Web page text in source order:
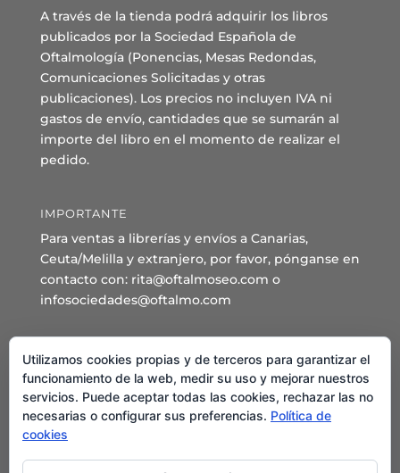
A través de la tienda podrá adquirir los libros
publicados por la Sociedad Española de
Oftalmología (Ponencias, Mesas Redondas,
Comunicaciones Solicitadas y otras
publicaciones). Los precios no incluyen IVA ni
gastos de envío, cantidades que se sumarán al
importe del libro en el momento de realizar el
pedido.
IMPORTANTE
Para ventas a librerías y envíos a Canarias,
Ceuta/Melilla y extranjero, por favor, pónganse en
contacto con: rita@oftalmoseo.com o
infosociedades@oftalmo.com
Sede Administrativa y Secretaría General
C/ Arcipreste de Hita 14 – 1º Derecha.
28015 – Madrid
Teléfono: 91 544 80 35 - 91 544 58 79
Mail:
Utilizamos cookies propias y de terceros para garantizar el
funcionamiento de la web, medir su uso y mejorar nuestros
servicios. Puede aceptar todas las cookies, rechazar las no
necesarias o configurar sus preferencias. Política de
cookies